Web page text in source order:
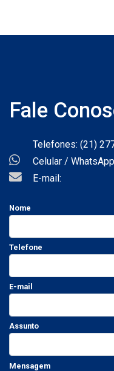
Fale
Telefones: (21)
Celular /
E-mail:
Nome
Telefone
E-mail
Assunto
Mensagem